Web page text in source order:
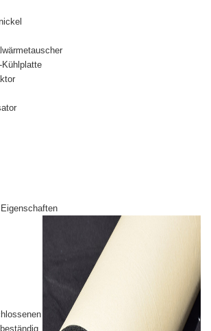
Kühlplatte